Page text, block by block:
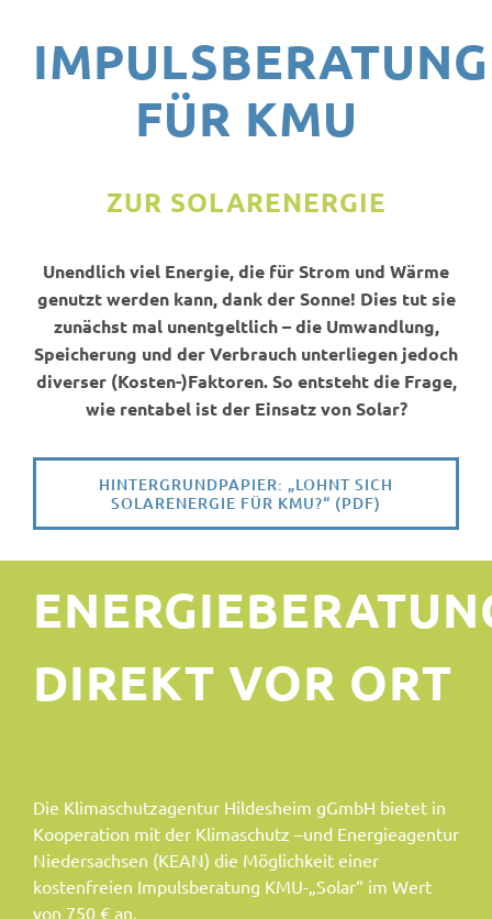
FÜR
FÜR KMU
ZUR SOLARENERGIE
Unendlich viel Energie, die für Strom und Wärme
genutzt werden kann, dank der Sonne! Dies tut sie
zunächst mal unentgeltlich – die Umwandlung,
Speicherung und der Verbrauch unterliegen jedoch
diverser (Kosten-)Faktoren. So entsteht die Frage,
wie rentabel ist der Einsatz von Solar?
HINTERGRUNDPAPIER: „LOHNT SICH
SOLARENERGIE FÜR KMU?“ (PDF)
DIREKT VOR ORT
Die Klimaschutzagentur Hildesheim gGmbH bietet in
Kooperation mit der Klimaschutz –und Energieagentur
Niedersachsen (KEAN) die Möglichkeit einer
kostenfreien Impulsberatung KMU-„Solar“ im Wert
von 750 € an.